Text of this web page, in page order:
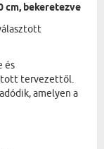
cm, bekeretezve
és
tervezettől.
amelyen a